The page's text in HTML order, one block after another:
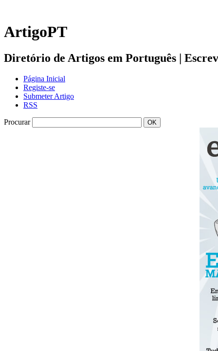
ArtigoPT
Diretório de Artigos em Português |
Página Inicial
Registe-se
Submeter Artigo
RSS
Procurar